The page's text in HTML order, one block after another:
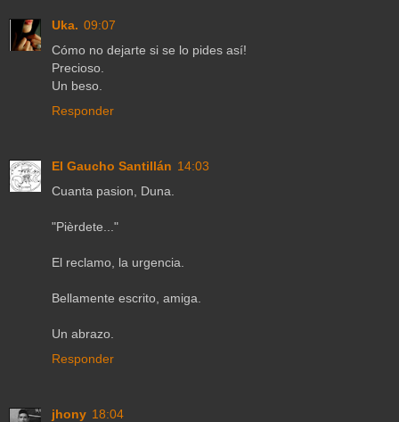
Uka. 09:07
Cómo no dejarte si se lo pides así!
Precioso.
Un beso.
Responder
El Gaucho Santillán 14:03
Cuanta pasion, Duna.
"Pièrdete..."
El reclamo, la urgencia.
Bellamente escrito, amiga.
Un abrazo.
Responder
jhony 18:04